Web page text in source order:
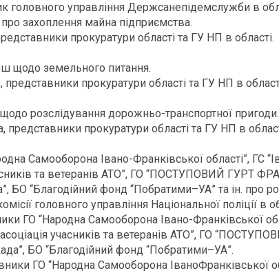
головного управління Держсанепідемслужби в
захоплення майна підприємства.
прокуратури області та ГУ НП в області.
щодо земельного питання.
прокуратури області та ГУ НП в
розслідування дорожньо-транспортної пригоди.
прокуратури області та ГУ НП в
Самооборона Івано-Франківської області”, ГС
та ветеранів АТО”, ГО “ПОСТУПОВИЙ ГУРТ
БО “Благодійний фонд “Побратими–УА” та ін. про
головного управління Національної поліції в
ГО “Народна Самооборона Івано-Франківської
учасників та ветеранів АТО”, ГО
БО “Благодійний фонд “Побратими–УА”.
ГО “Народна Самооборона ІваноФранківської